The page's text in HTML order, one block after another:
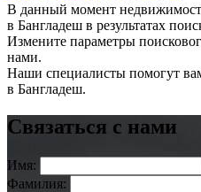
В данный момент
в Бангладеш в результатах
Измените параметры
нами.
Наши специалисты помогут
в Бангладеш.
Связаться с нами
Имя:
Фамилия: